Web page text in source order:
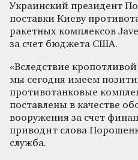
Украинский президент
поставки Киеву
ракетных комплексов
за счет бюджета США.
«Вследствие
мы сегодня имеем
противотанковые
поставлены в качестве
вооружения за счет
приводит слова
служба.